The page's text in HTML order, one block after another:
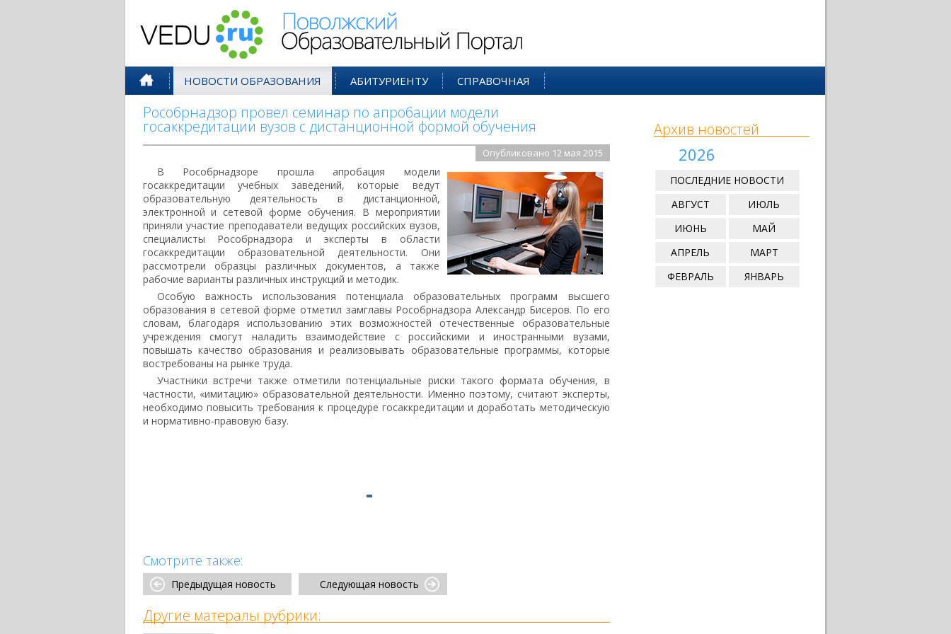
НОВОСТИ ОБРАЗОВАНИЯ АБИТУРИЕНТУ СПРАВОЧНАЯ
Рособрнадзор провел семинар по апробации модели
госаккредитации вузов с дистанционной формой обучения
Опубликовано 12 мая 2015
В Рособрнадзоре прошла апробация модели
госаккредитации учебных заведений, которые ведут
образовательную деятельность в дистанционной,
электронной и сетевой форме обучения. В мероприятии
приняли участие преподаватели ведущих российских вузов,
специалисты Рособрнадзора и эксперты в области
госаккредитации образовательной деятельности. Они
рассмотрели образцы различных документов, а также
рабочие варианты различных инструкций и методик.
Особую важность использования потенциала образовательных программ высшего
образования в сетевой форме отметил замглавы Рособрнадзора Александр Бисеров. По его
словам, благодаря использованию этих возможностей отечественные образовательные
учреждения смогут наладить взаимодействие с российскими и иностранными вузами,
повышать качество образования и реализовывать образовательные программы, которые
востребованы на рынке труда.
Участники встречи также отметили потенциальные риски такого формата обучения, в
частности, «имитацию» образовательной деятельности. Именно поэтому, считают эксперты,
необходимо повысить требования к процедуре госаккредитации и доработать методическую
и нормативно-правовую базу.
Смотрите также:
Предыдущая новость Следующая новость
Другие матералы рубрики:
Архив новостей
2026
ПОСЛЕДНИЕ НОВОСТИ
АВГУСТ
ИЮЛЬ
ИЮНЬ
МАЙ
АПРЕЛЬ
МАРТ
ФЕВРАЛЬ
ЯНВАРЬ